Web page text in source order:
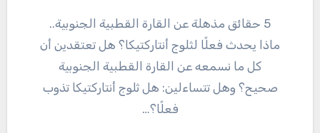
5 حقائق مذهلة عن القارة القطبية الجنوبية..
ماذا يحدث فعلًا لثلوج أنتاركتيكا؟ هل تعتقدين أن
كل ما نسمعه عن القارة القطبية الجنوبية
صحيح؟ وهل تتساءلين: هل ثلوج أنتاركتيكا تذوب
فعلًا؟…